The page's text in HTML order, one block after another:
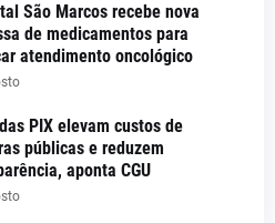
São Marcos recebe nova
de medicamentos para
atendimento oncológico
PIX elevam custos de
públicas e reduzem
aponta CGU